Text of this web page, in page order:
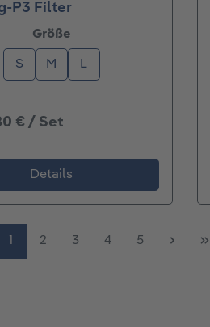
P3 Filter
Größeauswählen
S M L
€ / Set
Details
Seite Seite
2 Seite
3 Seite
4 Seite
5